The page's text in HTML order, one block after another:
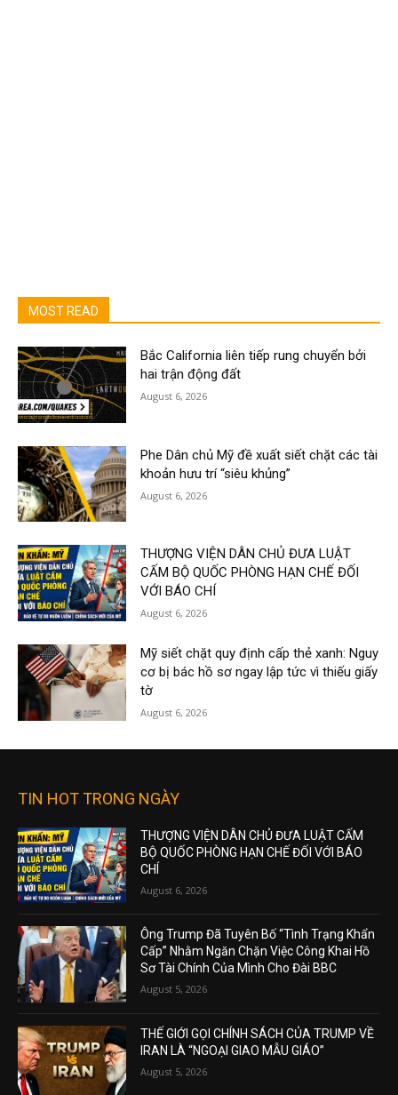
MOST READ
Bắc California liên tiếp rung chuyển bởi
hai trận động đất
August 6, 2026
Phe Dân chủ Mỹ đề xuất siết chặt các tài
khoản hưu trí “siêu khủng”
August 6, 2026
THƯỢNG VIỆN DÂN CHỦ ĐƯA LUẬT
CẤM BỘ QUỐC PHÒNG HẠN CHẾ ĐỐI
VỚI BÁO CHÍ
August 6, 2026
Mỹ siết chặt quy định cấp thẻ xanh: Nguy
cơ bị bác hồ sơ ngay lập tức vì thiếu giấy
tờ
August 6, 2026
TIN HOT TRONG NGÀY
THƯỢNG VIỆN DÂN CHỦ ĐƯA LUẬT CẤM
BỘ QUỐC PHÒNG HẠN CHẾ ĐỐI VỚI BÁO
CHÍ
August 6, 2026
Ông Trump Đã Tuyên Bố “Tình Trạng Khẩn
Cấp” Nhằm Ngăn Chặn Việc Công Khai Hồ
Sơ Tài Chính Của Mình Cho Đài BBC
August 5, 2026
THẾ GIỚI GỌI CHÍNH SÁCH CỦA TRUMP VỀ
IRAN LÀ “NGOẠI GIAO MẪU GIÁO”
August 5, 2026